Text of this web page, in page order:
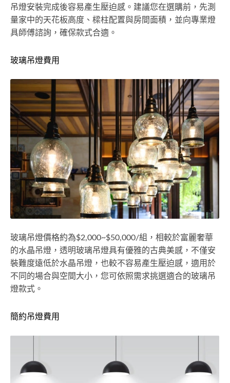
吊燈安裝完成後容易產生壓迫感。建議您在選購前，先測
量家中的天花板高度、樑柱配置與房間面積，並向專業燈
具師傅諮詢，確保款式合適。
玻璃吊燈費用
玻璃吊燈價格約為$2,000~$50,000/組，相較於富麗奢華
的水晶吊燈，透明玻璃吊燈具有優雅的古典美感，不僅安
裝難度遠低於水晶吊燈，也較不容易產生壓迫感，適用於
不同的場合與空間大小，您可依照需求挑選適合的玻璃吊
燈款式。
簡約吊燈費用